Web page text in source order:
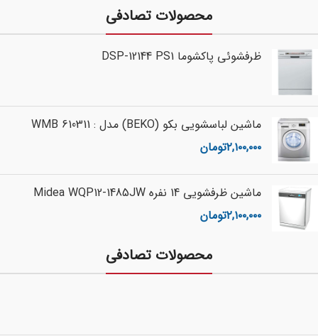
محصولات تصادفی
ظرفشوئی پاکشوما DSP-12144 PS1
ماشین لباسشویی بکو (BEKO) مدل : WMB 610311
۲,۱۰۰,۰۰۰تومان
ماشین ظرفشویی 14 نفره Midea WQP12-1485JW
۲,۱۰۰,۰۰۰تومان
محصولات تصادفی